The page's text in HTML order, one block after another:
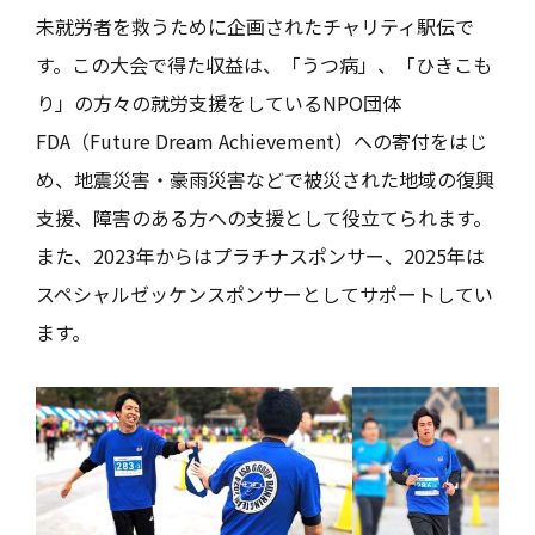
未就労者を救うために企画されたチャリティ駅伝で
す。この大会で得た収益は、「うつ病」、「ひきこも
り」の方々の就労支援をしているNPO団体
FDA（Future Dream Achievement）への寄付をはじ
め、地震災害・豪雨災害などで被災された地域の復興
支援、障害のある方への支援として役立てられます。
また、2023年からはプラチナスポンサー、2025年は
スペシャルゼッケンスポンサーとしてサポートしてい
ます。